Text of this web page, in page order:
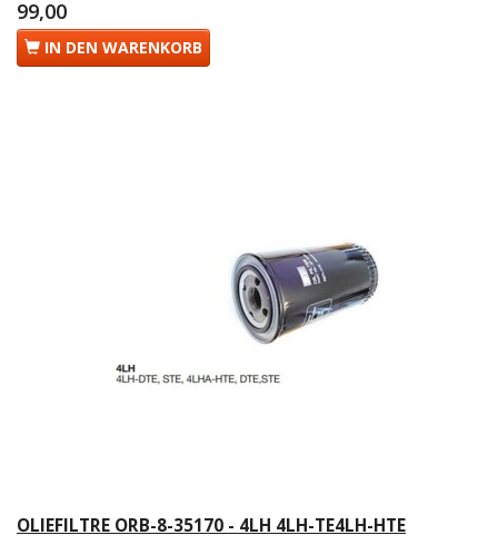
99,00
IN DEN WARENKORB
OLIEFILTRE ORB-8-35170 - 4LH 4LH-TE4LH-HTE